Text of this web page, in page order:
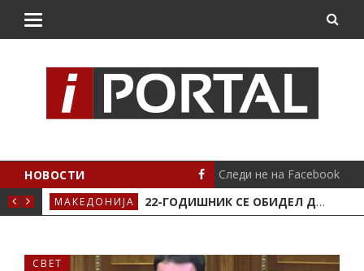
НОВОСТИ
КРИВА ПАЛАНКА
МАКЕДОНИЈА 22-ГОДИШНИК СЕ ОБИДЕЛ ДА НАПАДНЕ ВРАБОТЕНО ЛИЦЕ ВО „СОЦИЈАЛНОТО“ ВО КРИВА ПАЛАНКА
Следи не на Facebook
СВЕТ